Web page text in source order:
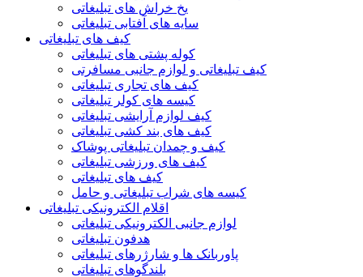
یخ خراش های تبلیغاتی
سایه های آفتابی تبلیغاتی
کیف های تبلیغاتی
کوله پشتی های تبلیغاتی
کیف تبلیغاتی و لوازم جانبی مسافرتی
کیف های تجاری تبلیغاتی
کیسه های کولر تبلیغاتی
کیف لوازم آرایشی تبلیغاتی
کیف های بند کشی تبلیغاتی
کیف و چمدان تبلیغاتی پوشاک
کیف های ورزشی تبلیغاتی
کیف های تبلیغاتی
کیسه های شراب تبلیغاتی و حامل
اقلام الکترونیکی تبلیغاتی
لوازم جانبی الکترونیکی تبلیغاتی
هدفون تبلیغاتی
پاوربانک ها و شارژرهای تبلیغاتی
بلندگوهای تبلیغاتی